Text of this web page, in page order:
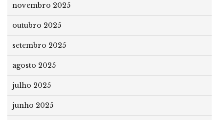
novembro 2025
outubro 2025
setembro 2025
agosto 2025
julho 2025
junho 2025